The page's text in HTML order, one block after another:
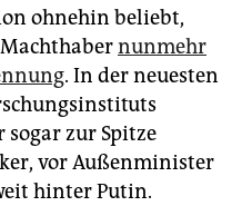
ohnehin beliebt,
nunmehr
. In der neuesten
sogar zur Spitze
vor Außenminister
hinter Putin.